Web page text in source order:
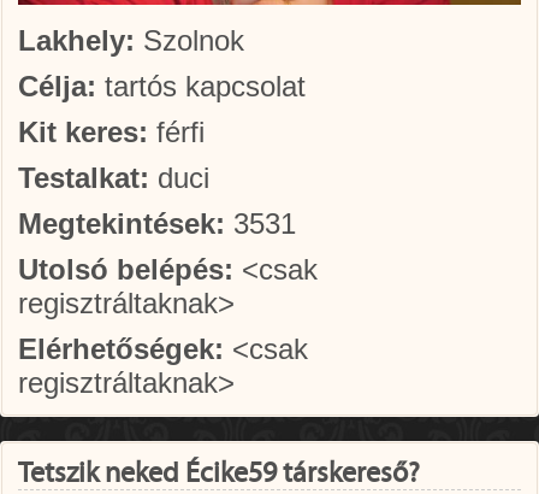
Lakhely: Szolnok
Célja: tartós kapcsolat
Kit keres: férfi
Testalkat: duci
Megtekintések: 3531
Utolsó belépés: <csak
regisztráltaknak>
Elérhetőségek: <csak
regisztráltaknak>
Tetszik neked Écike59 társkereső?